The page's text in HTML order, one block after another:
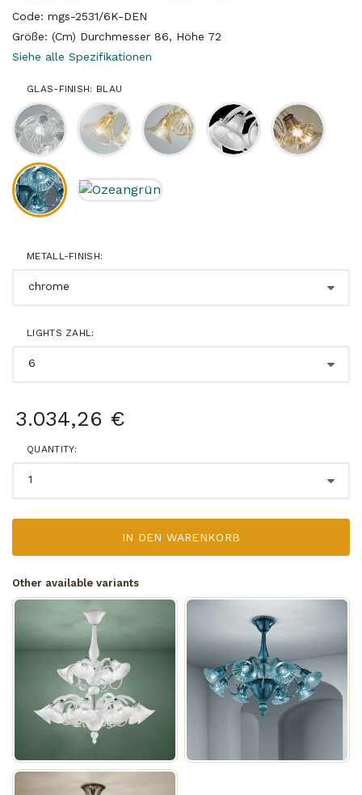
Code: mgs-2531/6K-DEN
Größe: (Cm) Durchmesser 86, Höhe 72
Siehe alle Spezifikationen
GLAS-FINISH: BLAU
METALL-FINISH:
LIGHTS ZAHL:
3.034,26 €
QUANTITY:
IN DEN WARENKORB
Other available variants